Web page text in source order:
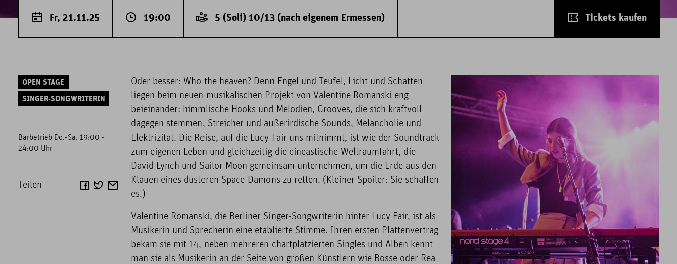
Fr, 21.11.25 19:00 5 (Soli) 10/13 (nach eigenem Ermessen) Tickets kaufen
OPEN STAGE
SINGER-SONGWRITERIN
Barbetrieb Do.-Sa. 19:00 -
24:00 Uhr
Teilen
Oder besser: Who the heaven? Denn Engel und Teufel, Licht und Schatten
liegen beim neuen musikalischen Projekt von Valentine Romanski eng
beieinander: himmlische Hooks und Melodien, Grooves, die sich kraftvoll
dagegen stemmen, Streicher und außerirdische Sounds, Melancholie und
Elektrizität. Die Reise, auf die Lucy Fair uns mitnimmt, ist wie der Soundtrack
zum eigenen Leben und gleichzeitig die cineastische Weltraumfahrt, die
David Lynch und Sailor Moon gemeinsam unternehmen, um die Erde aus den
Klauen eines düsteren Space-Dämons zu retten. (Kleiner Spoiler: Sie schaffen
es.)
Valentine Romanski, die Berliner Singer-Songwriterin hinter Lucy Fair, ist als
Musikerin und Sprecherin eine etablierte Stimme. Ihren ersten Plattenvertrag
bekam sie mit 14, neben mehreren chartplatzierten Singles und Alben kennt
man sie als Musikerin an der Seite von großen Künstlern wie Bosse oder Rea